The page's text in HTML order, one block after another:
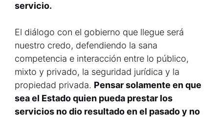
servicio.
El diálogo con el gobierno que llegue será
nuestro credo, defendiendo la sana
competencia e interacción entre lo público,
mixto y privado, la seguridad jurídica y la
propiedad privada. Pensar solamente en que
sea el Estado quien pueda prestar los
servicios no dio resultado en el pasado y no